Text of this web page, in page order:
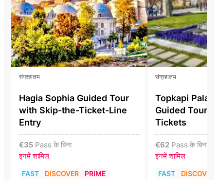
संग्रहालय
Hagia Sophia Guided Tour
with Skip-the-Ticket-Line
Entry
€35 Pass के बिना
इनमें शामिल
FAST DISCOVER PRIME
संग्रहालय
Topkapi
Guided Tour
Tickets
€62 Pass के बिना
इनमें शामिल
FAST DISCOVER